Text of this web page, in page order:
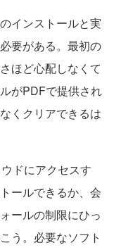
インストールと実
要がある。最初の
ほど心配しなくて
がPDFで提供され
くクリアできるは
ドにアクセスす
ールできるか、会
ールの制限にひっ
う。必要なソフト